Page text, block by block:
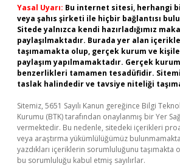
Yasal Uyarı: Bu internet sitesi, herhangi
veya şahıs şirketi ile hiçbir bağlantısı
Sitede yalnızca kendi hazırladığımız
paylaşılmaktadır. Burada yer alan
taşımamakta olup, gerçek kurum ve
paylaşım yapılmamaktadır. Gerçek
benzerlikleri tamamen tesadüfidir.
taslak halindedir ve tavsiye niteliği
Sitemiz, 5651 Sayılı Kanun gereğince Bilgi
Kurumu (BTK) tarafından onaylanmış bir Yer
vermektedir. Bu nedenle, sitedeki içerikleri
veya araştırma yükümlülüğümüz
yazdıkları içeriklerin sorumluluğunu taşımakta
bu sorumluluğu kabul etmiş sayılırlar.